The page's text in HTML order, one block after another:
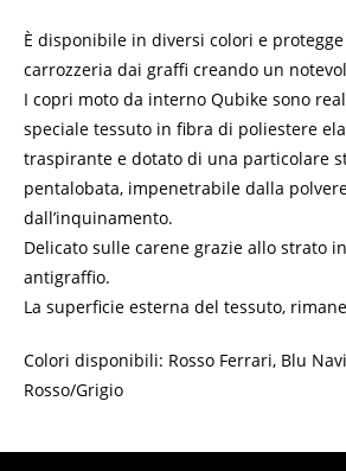
È disponibile in diversi colori e
carrozzeria dai graffi creando un
I copri moto da interno Qubike sono
speciale tessuto in fibra di poliestere
traspirante e dotato di una particolare
pentalobata, impenetrabile dalla
dall’inquinamento.
Delicato sulle carene grazie allo strato
antigraffio.
La superficie esterna del tessuto,
Colori disponibili: Rosso Ferrari, Blu
Rosso/Grigio